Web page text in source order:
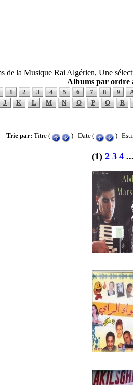
de la Musique Rai Algérien, Une
Albums par ordre
1 2 3 4 5 6 7 8 9
J
K L M N O P Q R
Trie par: Titre ( ) Date ( )
(1) 2 3 4...